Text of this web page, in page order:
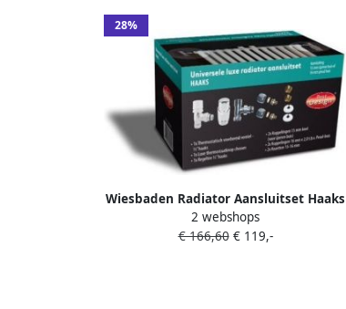
28%
Wiesbaden Radiator Aansluitset Haaks
Chroom ( Voor zij-aansluiting)
2 webshops
€ 166,60€ 119,-